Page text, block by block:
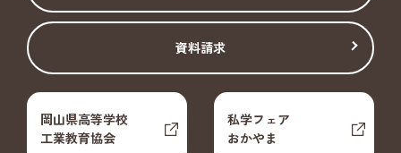
資料請求
岡山県高等学校
工業教育協会
私学フェア
おかやま